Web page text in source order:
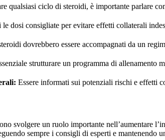
qualsiasi ciclo di steroidi, è importante parlare
le dosi consigliate per evitare effetti collaterali
dovrebbero essere accompagnati da un
strutturare un programma di allenamento
Essere informati sui potenziali rischi e effetti
svolgere un ruolo importante nell’aumentare
sempre i consigli di esperti e